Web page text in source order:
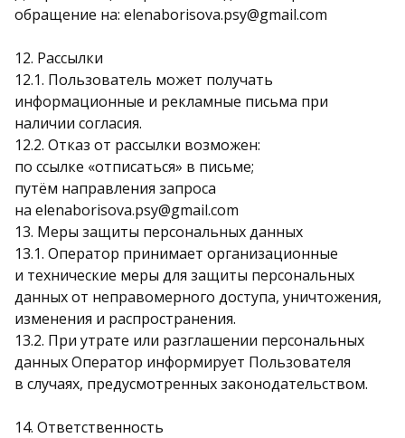
обращение на: elenaborisova.psy@gmail.com
12. Рассылки
12.1. Пользователь может получать
информационные и рекламные письма при
наличии согласия.
12.2. Отказ от рассылки возможен:
по ссылке «отписаться» в письме;
путём направления запроса
на elenaborisova.psy@gmail.com
13. Меры защиты персональных данных
13.1. Оператор принимает организационные
и технические меры для защиты персональных
данных от неправомерного доступа, уничтожения,
изменения и распространения.
13.2. При утрате или разглашении персональных
данных Оператор информирует Пользователя
в случаях, предусмотренных законодательством.
14. Ответственность